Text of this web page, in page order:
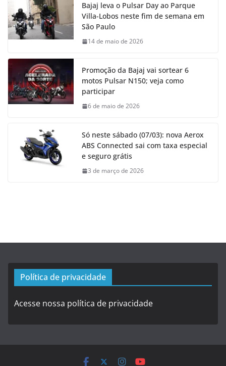
Bajaj leva o Pulsar Day ao Parque
Villa-Lobos neste fim de semana em
São Paulo
14 de maio de 2026
Promoção da Bajaj vai sortear 6
motos Pulsar N150; veja como
participar
6 de maio de 2026
Só neste sábado (07/03): nova Aerox
ABS Connected sai com taxa especial
e seguro grátis
3 de março de 2026
Política de privacidade
Acesse nossa política de privacidade